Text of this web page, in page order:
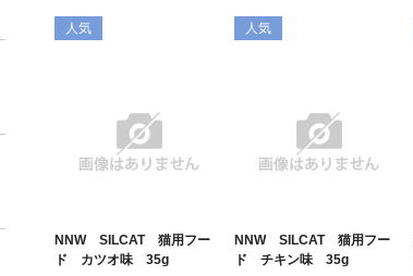
人気
NNW SILCAT 猫用フー
ド カツオ味 35g
人気
NNW SILCAT 猫用フー
ド チキン味 35g